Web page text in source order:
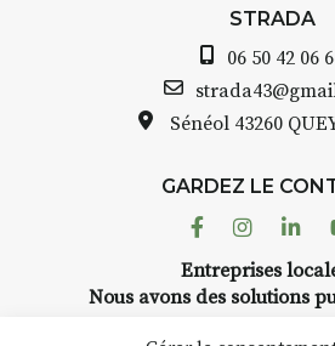
STRADA
06 50 42 06
Sénéol 43260
GARDEZ LE
Facebook
Entreprises
Nous avons des solutions